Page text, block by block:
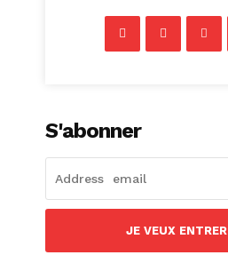
S'abonner
JE VEUX ENTRER